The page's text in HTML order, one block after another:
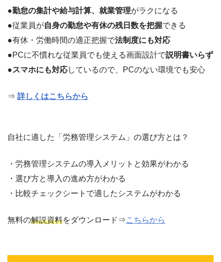
●勤怠の集計や給与計算、就業管理がラクになる
●従業員が自身の勤怠や有休の残日数を把握できる
●有休・労働時間の適正把握で法制度にも対応
●PCに不慣れな従業員でも使える画面設計で説明書いらず
●スマホにも対応しているので、PCのない環境でも安心
⇒ 詳しくはこちらから
自社に適した「労務管理システム」の選び方とは？
・労務管理システムの導入メリットと効果がわかる
・選び方と導入の進め方がわかる
・比較チェックシートで適したシステムがわかる
無料の解説資料をダウンロード⇒こちらから